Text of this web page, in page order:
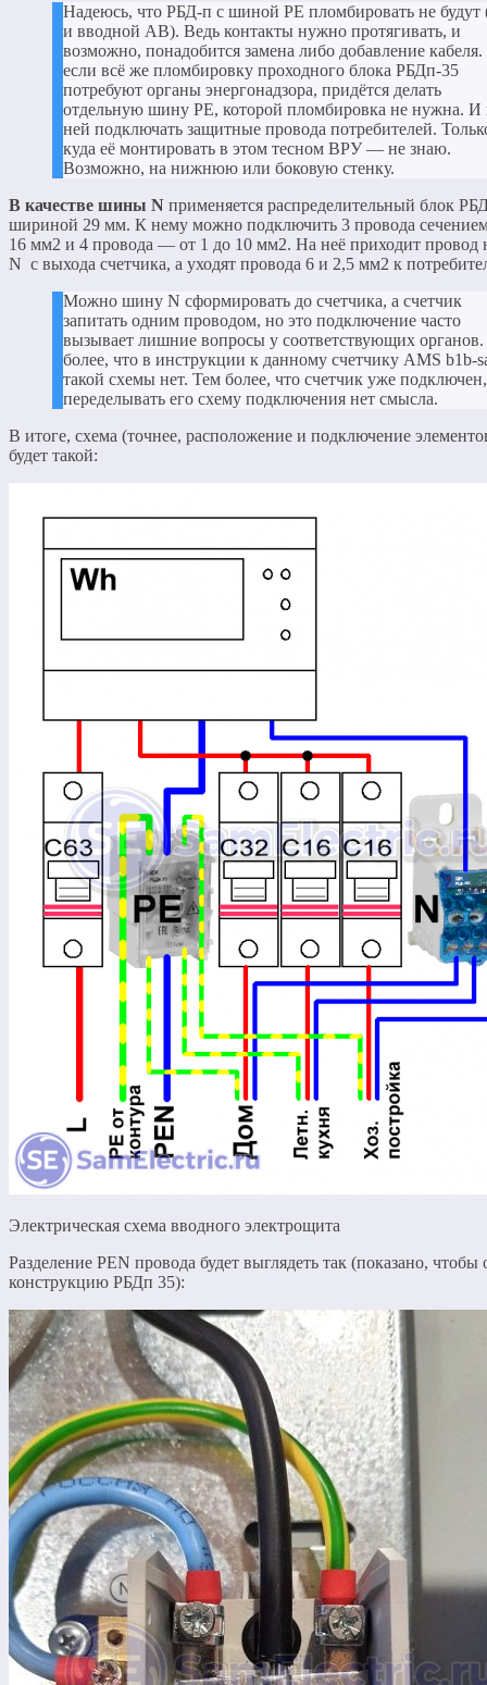
Надеюсь, что РБД-п с шиной РЕ пломбировать не будут
и вводной АВ). Ведь контакты нужно протягивать, и
возможно, понадобится замена либо добавление
если всё же пломбировку проходного блока РБДп-35
потребуют органы энергонадзора, придётся делать
отдельную шину РЕ, которой пломбировка не нужна. И
ней подключать защитные провода потребителей.
куда её монтировать в этом тесном ВРУ — не знаю.
Возможно, на нижнюю или боковую стенку.
В качестве шины N применяется распределительный блок
шириной 29 мм. К нему можно подключить 3 провода
16 мм2 и 4 провода — от 1 до 10 мм2. На неё приходит провод
N с выхода счетчика, а уходят провода 6 и 2,5 мм2 к
Можно шину N сформировать до счетчика, а счетчик
запитать одним проводом, но это подключение часто
вызывает лишние вопросы у соответствующих
более, что в инструкции к данному счетчику AMS b1b-
такой схемы нет. Тем более, что счетчик уже
переделывать его схему подключения нет смысла.
В итоге, схема (точнее, расположение и подключение
будет такой:
Электрическая схема вводного электрощита
Разделение PEN провода будет выглядеть так (показано, чтобы
конструкцию РБДп 35):